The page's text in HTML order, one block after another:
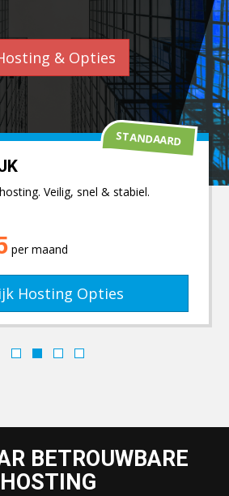
& Opties
Veilig, snel & stabiel.
per maand
Hosting Opties
STANDAARD
BETROUWBARE
HOSTING